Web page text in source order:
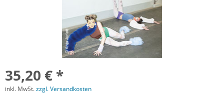
35,20 € *
inkl. MwSt.zzgl. Versandkosten